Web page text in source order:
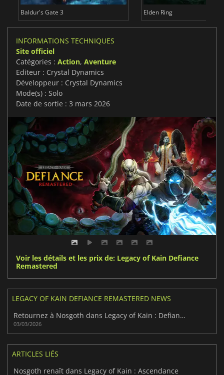
Baldur's Gate 3 Elden Ring
INFORMATIONS TECHNIQUES
Site officiel
Catégories : Action, Aventure
Editeur : Crystal Dynamics
Développeur : Crystal Dynamics
Mode(s) : Solo
Date de sortie : 3 mars 2026
Voir les détails et les prix de: Legacy of Kain Defiance
Remastered
LEGACY OF KAIN DEFIANCE REMASTERED NEWS
Retournez à Nosgoth dans Legacy of Kain : Defiance Remastered
03/03/2026
ARTICLES LIÉS
Nosgoth renaît dans Legacy of Kain : Ascendance